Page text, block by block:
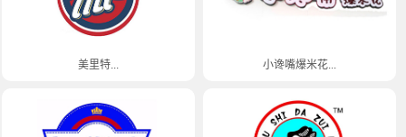
美里特... 小谗嘴爆米花...